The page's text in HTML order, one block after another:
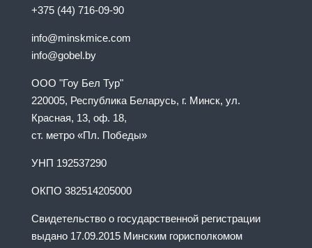
+375 (44) 716-09-90
info@minskmice.com
info@gobel.by
ООО "Гоу Бел Тур"
220005, Республика Беларусь, г. Минск, ул.
Красная, 13, оф. 18,
ст. метро «Пл. Победы»
УНП 192537290
ОКПО 382514205000
Свидетельство о государственной регистрации
выдано 17.09.2015 Минским горисполкомом